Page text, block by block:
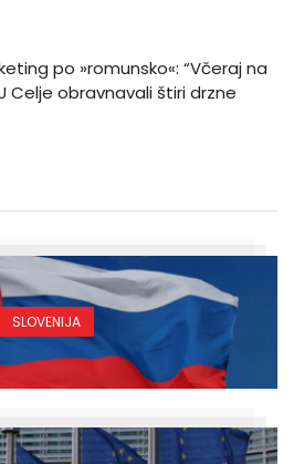
po »romunsko«: “Včeraj na
Celje obravnavali štiri drzne
SLOVENIJA